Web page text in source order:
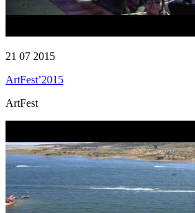
21 07 2015
ArtFest’2015
ArtFest